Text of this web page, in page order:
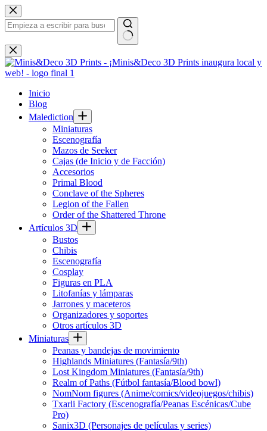
Saltar
al
contenido
Sin
resultados
Inicio
Blog
Malediction
Miniaturas
Escenografía
Mazos de Seeker
Cajas (de Inicio y de Facción)
Accesorios
Primal Blood
Conclave of the Spheres
Legion of the Fallen
Order of the Shattered Throne
Artículos 3D
Bustos
Chibis
Escenografía
Cosplay
Figuras en PLA
Litofanías y lámparas
Jarrones y maceteros
Organizadores y soportes
Otros artículos 3D
Miniaturas
Peanas y bandejas de movimiento
Highlands Miniatures (Fantasía/9th)
Lost Kingdom Miniatures (Fantasía/9th)
Realm of Paths (Fútbol fantasía/Blood bowl)
NomNom figures (Anime/comics/videojuegos/chibis)
Txarli Factory (Escenografía/Peanas Escénicas/Cube
Pro)
Sanix3D (Personajes de películas y series)